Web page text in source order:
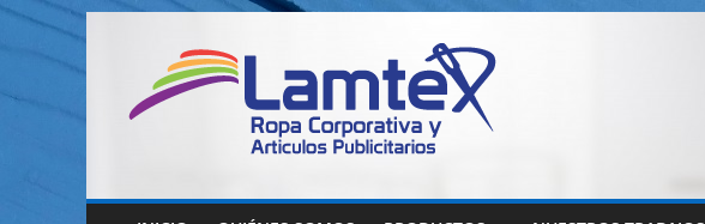
contenido
Lamtex
Corporativa